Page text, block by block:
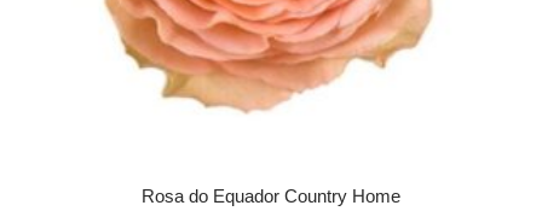
Rosa do Equador Country Home